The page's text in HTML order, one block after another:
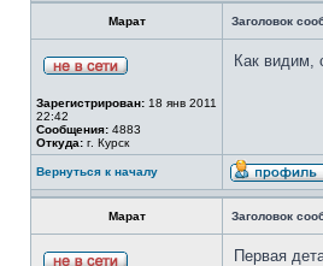
Марат Заголовок
Зарегистрирован: 18 янв 2011
22:42
Сообщения: 4883
Откуда: г. Курск
Как видим,
Вернуться к началу
Марат Заголовок
Первая